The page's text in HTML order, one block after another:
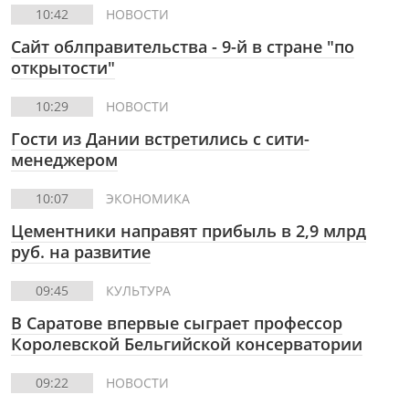
10:42 НОВОСТИ
Сайт облправительства - 9-й в стране "по
открытости"
10:29 НОВОСТИ
Гости из Дании встретились с сити-
менеджером
10:07 ЭКОНОМИКА
Цементники направят прибыль в 2,9 млрд
руб. на развитие
09:45 КУЛЬТУРА
В Саратове впервые сыграет профессор
Королевской Бельгийской консерватории
09:22 НОВОСТИ